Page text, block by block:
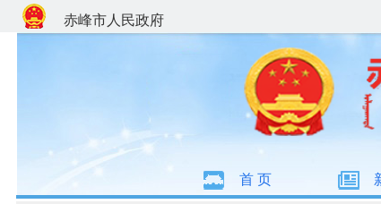
赤峰市人民政府
首 页